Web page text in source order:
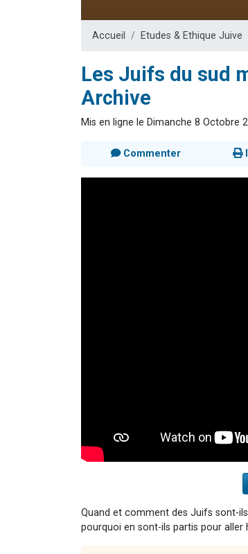
Accueil Etudes & Ethique Juive
Les Juifs du sud
Archive
Mis en ligne le Dimanche 8 Octobre
Commenter
Quand et comment des Juifs sont-
pourquoi en sont-ils partis pour aller